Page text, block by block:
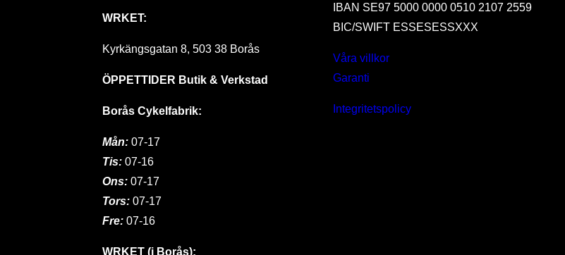
WRKET:
Kyrkängsgatan 8, 503 38 Borås
ÖPPETTIDER Butik & Verkstad
Borås Cykelfabrik:
Mån: 07-17
Tis: 07-16
Ons:07-17
Tors: 07-17
Fre: 07-16
WRKET (i Borås):
IBAN SE97 5000 0000 0510 2107 2559
BIC/SWIFT ESSESESSXXX
Våra villkor
Garanti
Integritetspolicy